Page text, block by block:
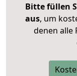
Bitte füllen
aus, um
denen alle